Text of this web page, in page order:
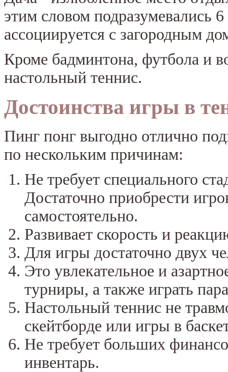
этим словом подразумевались
ассоциируется с загородным
Кроме бадминтона, футбола и
настольный теннис.
Достоинства игры в
Пинг понг выгодно отлично
по нескольким причинам:
Не требует специального
Достаточно приобрести
самостоятельно.
Развивает скорость и
Для игры достаточно двух
Это увлекательное и
турниры, а также играть
Настольный теннис не
скейтборде или игры в
Не требует больших
инвентарь.